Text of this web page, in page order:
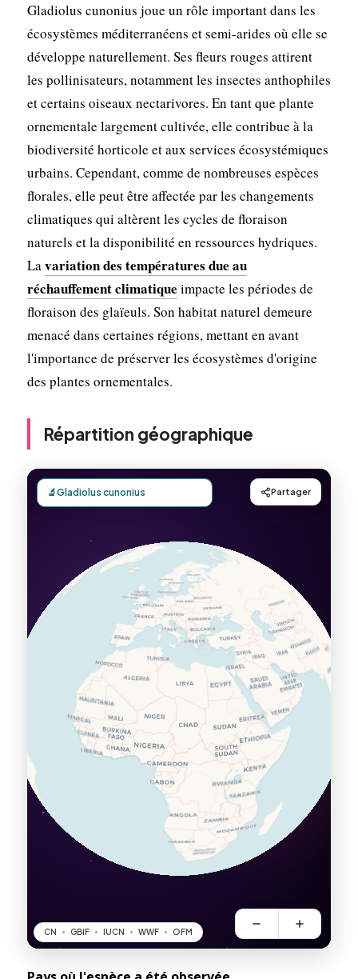
Gladiolus cunonius joue un rôle important dans les
écosystèmes méditerranéens et semi-arides où elle se
développe naturellement. Ses fleurs rouges attirent
les pollinisateurs, notamment les insectes anthophiles
et certains oiseaux nectarivores. En tant que plante
ornementale largement cultivée, elle contribue à la
biodiversité horticole et aux services écosystémiques
urbains. Cependant, comme de nombreuses espèces
florales, elle peut être affectée par les changements
climatiques qui altèrent les cycles de floraison
naturels et la disponibilité en ressources hydriques.
Lavariation des températures due au
réchauffement climatique impacte les périodes de
floraison des glaïeuls. Son habitat naturel demeure
menacé dans certaines régions, mettant en avant
l'importance de préserver les écosystèmes d'origine
des plantes ornementales.
Répartition géographique